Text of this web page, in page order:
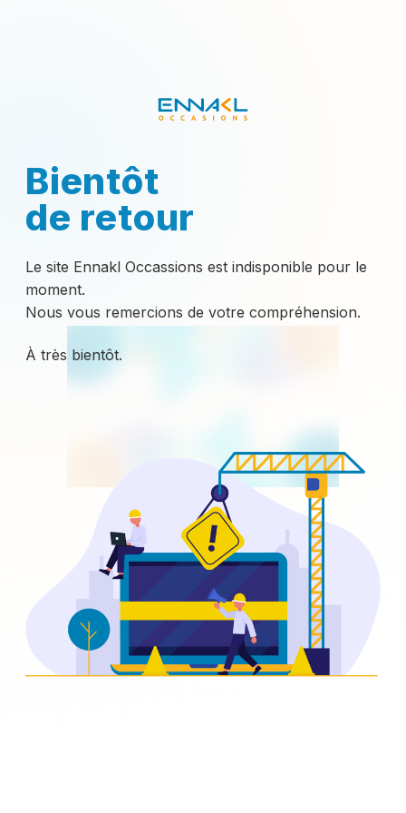
Bientôt
de retour
Le site Ennakl Occassions est indisponible pour le
moment.
Nous vous remercions de votre compréhension.
À très bientôt.